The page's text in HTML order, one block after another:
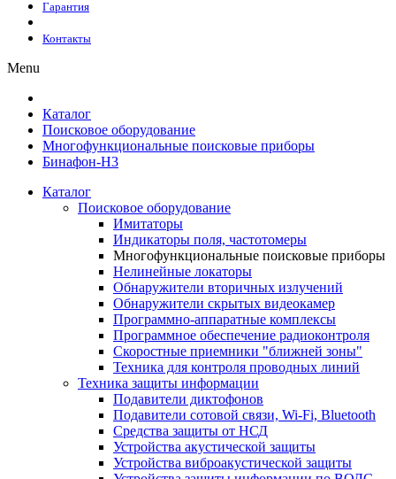
Гарантия
Контакты
Menu
Каталог
Поисковое оборудование
Многофункциональные поисковые приборы
Бинафон-Н3
Каталог
Поисковое оборудование
Имитаторы
Индикаторы поля, частотомеры
Многофункциональные поисковые приборы
Нелинейные локаторы
Обнаружители вторичных излучений
Обнаружители скрытых видеокамер
Программно-аппаратные комплексы
Программное обеспечение радиоконтроля
Скоростные приемники "ближней зоны"
Техника для контроля проводных линий
Техника защиты информации
Подавители диктофонов
Подавители сотовой связи, Wi-Fi, Bluetooth
Средства защиты от НСД
Устройства акустической защиты
Устройства виброакустической защиты